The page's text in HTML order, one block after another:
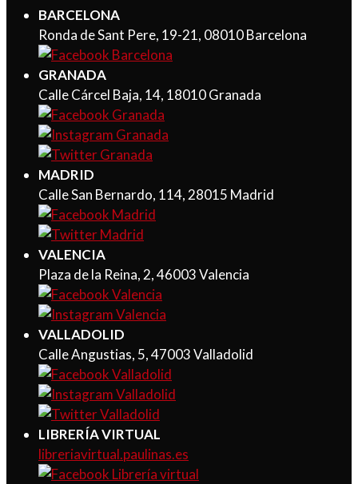
BARCELONA
Ronda de Sant Pere, 19-21, 08010 Barcelona
GRANADA
Calle Cárcel Baja, 14, 18010 Granada
MADRID
Calle San Bernardo, 114, 28015 Madrid
VALENCIA
Plaza de la Reina, 2, 46003 Valencia
VALLADOLID
Calle Angustias, 5, 47003 Valladolid
LIBRERÍA VIRTUAL
libreriavirtual.paulinas.es